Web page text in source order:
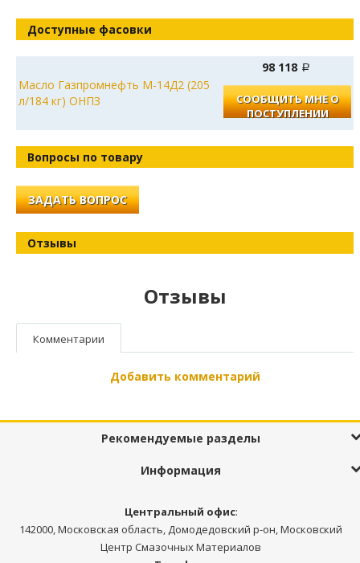
Доступные фасовки
Масло Газпромнефть М-14Д2 (205
л/184 кг) ОНПЗ
98 118
СООБЩИТЬ МНЕ О
ПОСТУПЛЕНИИ
Вопросы по товару
ЗАДАТЬ ВОПРОС
Отзывы
Отзывы
Комментарии
Добавить комментарий
Рекомендуемые разделы
Информация
Центральный офис:
142000, Московская область, Домодедовский р-он, Московский
Центр Смазочных Материалов